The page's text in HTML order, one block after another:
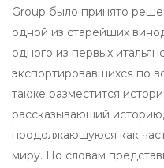
Group было принято
одной из старейших
одного из первых
экспортировавшихся по
также разместится
рассказывающий
продолжающуюся как
миру. По словам